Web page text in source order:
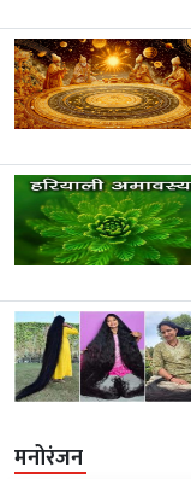
मनोरंजन